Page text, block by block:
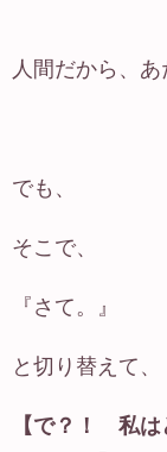
人間だから、あ
でも、
そこで、
『さて。』
と切り替えて、
【で？！ 私は